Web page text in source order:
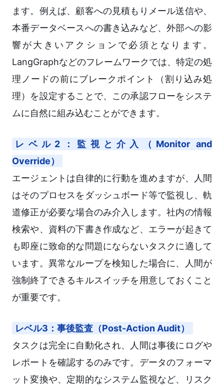
ます。例えば、顧客への見積もりメール送信や、
本番データベースへの書き込みなど、外部への影
響が大きいアクションで必須となります。
LangGraphなどのフレームワークでは、特定の処
理ノードの前にブレークポイント（割り込み処
理）を設定することで、この承認フローをシステ
ムに自然に組み込むことができます。
レベル2：監視と介入（Monitor and
Override）
エージェントは自律的に行動を進めますが、人間
はそのプロセスをダッシュボード等で監視し、軌
道修正が必要な場合のみ介入します。社内の情報
検索や、資料の下書き作成など、エラーが起きて
も即座に致命的な問題にならないタスクに適して
います。異常なループを検知した場合に、人間が
強制終了できるキルスイッチを用意しておくこと
が重要です。
レベル3：事後監査（Post-Action Audit）
タスクは完全に自動化され、人間は事後にログや
レポートを確認するのみです。データのフォーマ
ット変換や、定期的なシステム監視など、リスク